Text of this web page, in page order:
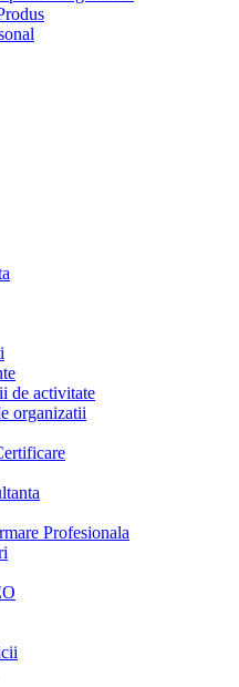
de activitate
organizatii
Profesionala